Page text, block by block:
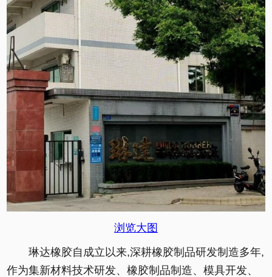
浏览大图
琳达橡胶自成立以来,深耕橡胶制品研发制造多年,
作为集新材料技术研发、橡胶制品制造、模具开发、